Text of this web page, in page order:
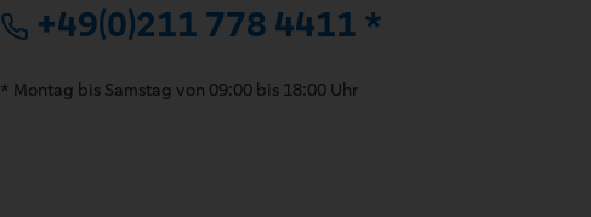
+49(0)211 778 4411 *
* Montag bis Samstag von 09:00 bis 18:00 Uhr